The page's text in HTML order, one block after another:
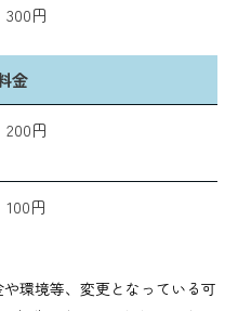
300円
金
200円
100円
環境等、変更となっている可